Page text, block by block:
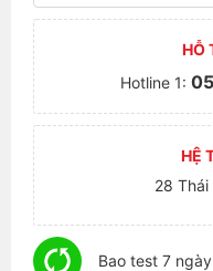
HỖ
Hotline 1:
HỆ
28
Bao test 7 ngày